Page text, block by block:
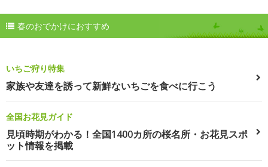
春のおでかけにおすすめ
いちご狩り特集
家族や友達を誘って新鮮ないちごを食べに行こう
全国お花見ガイド
見頃時期がわかる！全国1400カ所の桜名所・お花見スポ
ット情報を掲載